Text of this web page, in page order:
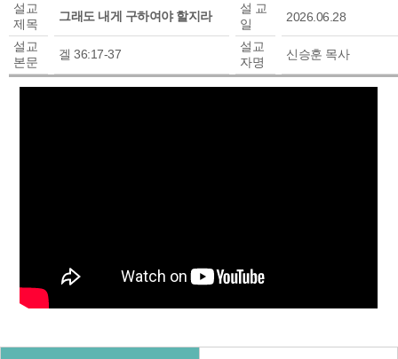
설교
제목
그래도 내게 구하여야 할지라
설 교
일
2026.06.28
설교
본문
겔 36:17-37
설교
자명
신승훈 목사